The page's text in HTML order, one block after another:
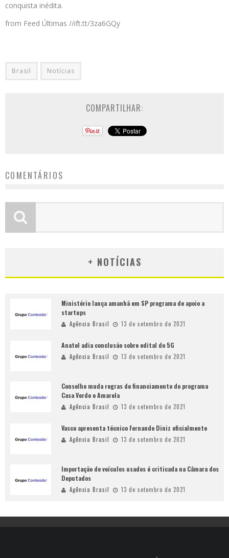
conquista inédita.
from Feed Últimas //ift.tt/3za6GQy
Brasil Notícias
COMPARTILHAR:
COMENTÁRIOS
+ NOTÍCIAS
Ministério lança amanhã em SP programa de apoio a
startups
Agência Brasil 13 de setembro de 2021
Anatel adia conclusão sobre edital do 5G
Agência Brasil 13 de setembro de 2021
Conselho muda regras de financiamento do programa
Casa Verde e Amarela
Agência Brasil 13 de setembro de 2021
Vasco apresenta técnico Fernando Diniz oficialmente
Agência Brasil 13 de setembro de 2021
Importação de veículos usados é criticada na Câmara dos
Deputados
Agência Brasil 13 de setembro de 2021